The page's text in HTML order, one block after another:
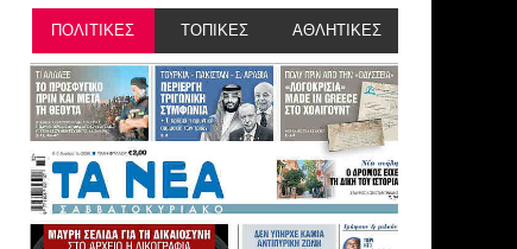
ΠΟΛΙΤΙΚΕΣ ΤΟΠΙΚΕΣ ΑΘΛΗΤΙΚΕΣ